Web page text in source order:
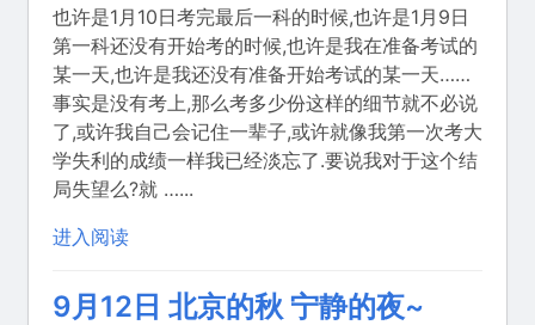
也许是1月10日考完最后一科的时候,也许是1月9日
第一科还没有开始考的时候,也许是我在准备考试的
某一天,也许是我还没有准备开始考试的某一天……
事实是没有考上,那么考多少份这样的细节就不必说
了,或许我自己会记住一辈子,或许就像我第一次考大
学失利的成绩一样我已经淡忘了.要说我对于这个结
局失望么?就 …...
进入阅读
9月12日 北京的秋 宁静的夜~